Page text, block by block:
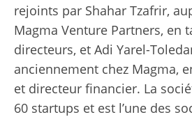
rejoints par Shahar Tzafrir,
Magma Venture Partners, en
directeurs, et Adi Yarel-
anciennement chez Magma,
et directeur financier. La
60 startups et est l’une des